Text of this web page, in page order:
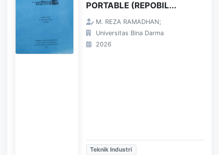
PORTABLE (REPOBIL...
M. REZA RAMADHAN;
Universitas Bina Darma
2026
Teknik Industri